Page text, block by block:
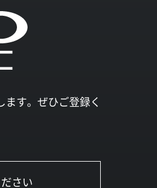
ます。ぜひご登録く